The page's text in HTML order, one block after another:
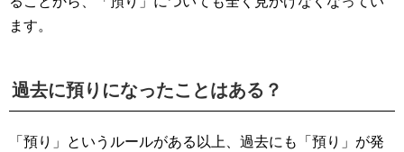
ます。
過去に預りになったことはある？
「預り」というルールがある以上、過去にも「預り」が発